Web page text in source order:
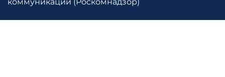
коммуникаций (Роскомнадзор)